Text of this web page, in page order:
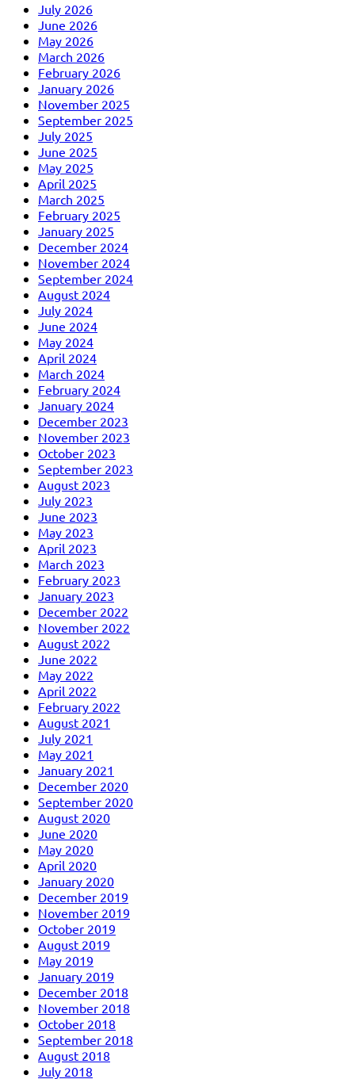
July 2026
June 2026
May 2026
March 2026
February 2026
January 2026
November 2025
September 2025
July 2025
June 2025
May 2025
April 2025
March 2025
February 2025
January 2025
December 2024
November 2024
September 2024
August 2024
July 2024
June 2024
May 2024
April 2024
March 2024
February 2024
January 2024
December 2023
November 2023
October 2023
September 2023
August 2023
July 2023
June 2023
May 2023
April 2023
March 2023
February 2023
January 2023
December 2022
November 2022
August 2022
June 2022
May 2022
April 2022
February 2022
August 2021
July 2021
May 2021
January 2021
December 2020
September 2020
August 2020
June 2020
May 2020
April 2020
January 2020
December 2019
November 2019
October 2019
August 2019
May 2019
January 2019
December 2018
November 2018
October 2018
September 2018
August 2018
July 2018